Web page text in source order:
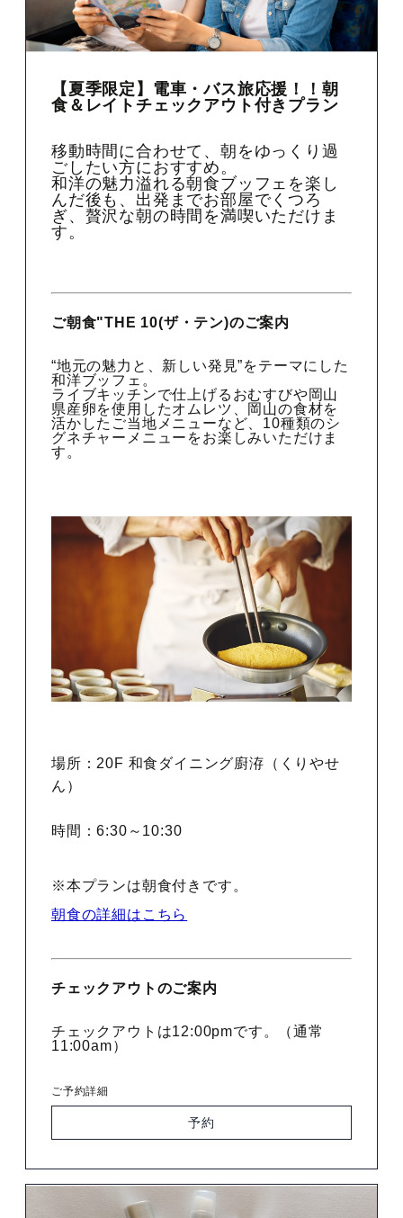
【夏季限定】電車・バス旅応援！！朝
食＆レイトチェックアウト付きプラン
移動時間に合わせて、朝をゆっくり過
ごしたい方におすすめ。
和洋の魅力溢れる朝食ブッフェを楽し
んだ後も、出発までお部屋でくつろ
ぎ、贅沢な朝の時間を満喫いただけま
す。
ご朝食"THE 10(ザ・テン)のご案内
“地元の魅力と、新しい発見”をテーマにした
和洋ブッフェ。
ライブキッチンで仕上げるおむすびや岡山
県産卵を使用したオムレツ、岡山の食材を
活かしたご当地メニューなど、10種類のシ
グネチャーメニューをお楽しみいただけま
す。
場所：20F 和食ダイニング廚洊（くりやせ
ん）
時間：6:30～10:30
※本プランは朝食付きです。
朝食の詳細はこちら
チェックアウトのご案内
チェックアウトは12:00pmです。（通常
11:00am）
ご予約詳細
予約